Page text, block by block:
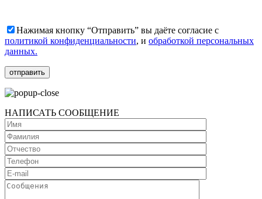
Нажимая кнопку “Отправить” вы даёте согласие с
политикой конфиденциальности, и обработкой персональных
данных.
НАПИСАТЬ СООБЩЕНИЕ